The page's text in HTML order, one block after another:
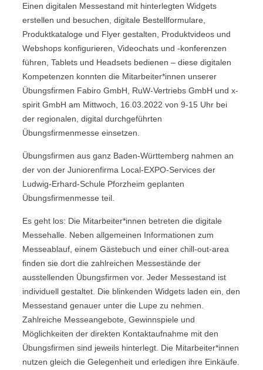
Einen digitalen Messestand mit hinterlegten Widgets
erstellen und besuchen, digitale Bestellformulare,
Produktkataloge und Flyer gestalten, Produktvideos und
Webshops konfigurieren, Videochats und -konferenzen
führen, Tablets und Headsets bedienen – diese digitalen
Kompetenzen konnten die Mitarbeiter*innen unserer
Übungsfirmen Fabiro GmbH, RuW-Vertriebs GmbH und x-
spirit GmbH am Mittwoch, 16.03.2022 von 9-15 Uhr bei
der regionalen, digital durchgeführten
Übungsfirmenmesse einsetzen.
Übungsfirmen aus ganz Baden-Württemberg nahmen an
der von der Juniorenfirma Local-EXPO-Services der
Ludwig-Erhard-Schule Pforzheim geplanten
Übungsfirmenmesse teil.
Es geht los: Die Mitarbeiter*innen betreten die digitale
Messehalle. Neben allgemeinen Informationen zum
Messeablauf, einem Gästebuch und einer chill-out-area
finden sie dort die zahlreichen Messestände der
ausstellenden Übungsfirmen vor. Jeder Messestand ist
individuell gestaltet. Die blinkenden Widgets laden ein, den
Messestand genauer unter die Lupe zu nehmen.
Zahlreiche Messeangebote, Gewinnspiele und
Möglichkeiten der direkten Kontaktaufnahme mit den
Übungsfirmen sind jeweils hinterlegt. Die Mitarbeiter*innen
nutzen gleich die Gelegenheit und erledigen ihre Einkäufe.